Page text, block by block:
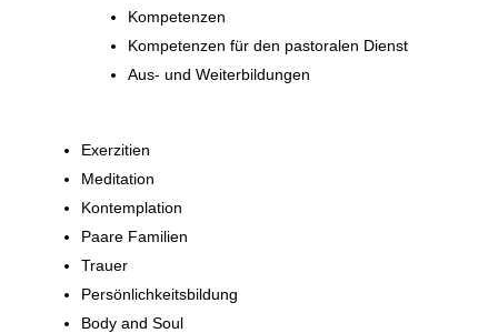
Kompetenzen
Kompetenzen für den pastoralen Dienst
Aus- und Weiterbildungen
Exerzitien
Meditation
Kontemplation
Paare Familien
Trauer
Persönlichkeitsbildung
Body and Soul